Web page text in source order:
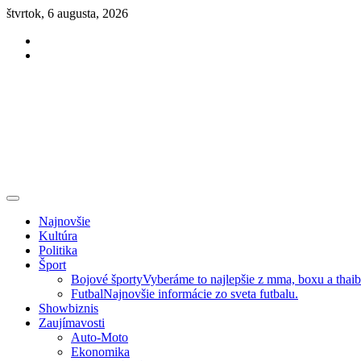
Skip
content
štvrtok, 6 augusta, 2026
Najnovšie
Kultúra
Politika
Šport
Bojové športyVyberáme to najlepšie z mma, boxu a
FutbalNajnovšie informácie zo sveta futbalu.
Showbiznis
Zaujímavosti
Auto-Moto
Ekonomika